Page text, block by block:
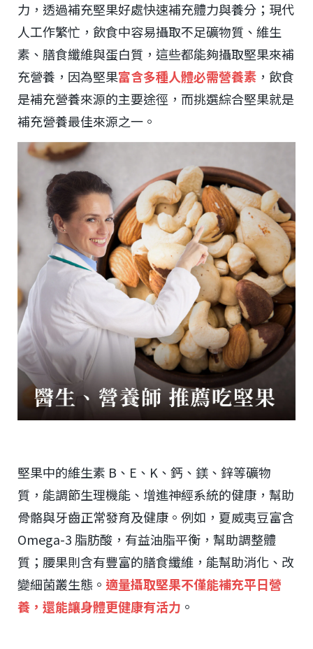
力，透過補充堅果好處快速補充體力與養分；現代
人工作繁忙，飲食中容易攝取不足礦物質、維生
素、膳食纖維與蛋白質，這些都能夠攝取堅果來補
充營養，因為堅果富含多種人體必需營養素 ，飲食
是補充營養來源的主要途徑，而挑選綜合堅果就是
補充營養最佳來源之一。
堅果中的維生素 B、E、K、鈣、鎂、鋅等礦物
質，能調節生理機能、增進神經系統的健康，幫助
骨骼與牙齒正常發育及健康。例如，夏威夷豆富含
Omega-3 脂肪酸，有益油脂平衡，幫助調整體
質；腰果則含有豐富的膳食纖維，能幫助消化、改
變細菌叢生態。 適量攝取堅果不僅能補充平日營
養，還能讓身體更健康有活力 。